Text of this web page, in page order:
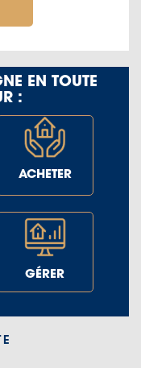
EN TOUTE
:
ACHETER
GÉRER